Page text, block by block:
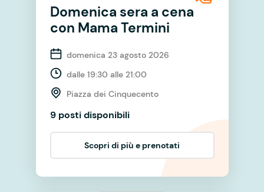
Domenica sera a cena
con Mama Termini
domenica 23 agosto 2026
dalle 19:30 alle 21:00
Piazza dei Cinquecento
9 posti disponibili
Scopri di più e prenotati